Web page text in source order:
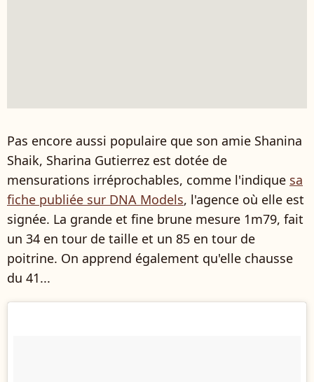
Pas encore aussi populaire que son amie Shanina
Shaik, Sharina Gutierrez est dotée de
mensurations irréprochables, comme l'indique sa
fiche publiée sur DNA Models, l'agence où elle est
signée. La grande et fine brune mesure 1m79, fait
un 34 en tour de taille et un 85 en tour de
poitrine. On apprend également qu'elle chausse
du 41...